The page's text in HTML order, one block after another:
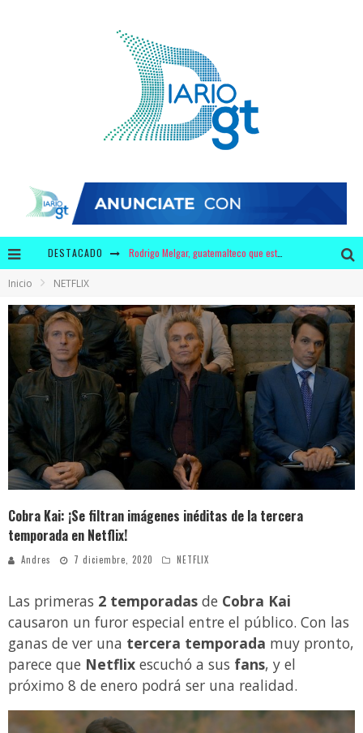
DESTACADO
¿Por qué tiene mayor significado la campaña de "We Remember" en época de pandemia?
Video: polémica discusión entre Bancada Semilla y Allan Rodríguez se viraliza
Reconocida actriz denuncia a Marilyn Manson por abuso sexual y psicológico
Rodrigo Melgar, guatemalteco que está entre los mejores 10 del mundo en jaripeo
Inicio NETFLIX
Cobra Kai: ¡Se filtran imágenes inéditas de la tercera
temporada en Netflix!
Andres 7 diciembre, 2020 NETFLIX
Las primeras 2 temporadas de Cobra Kai
causaron un furor especial entre el público. Con las
ganas de ver una tercera temporada muy pronto,
parece que Netflix escuchó a sus fans, y el
próximo 8 de enero podrá ser una realidad.